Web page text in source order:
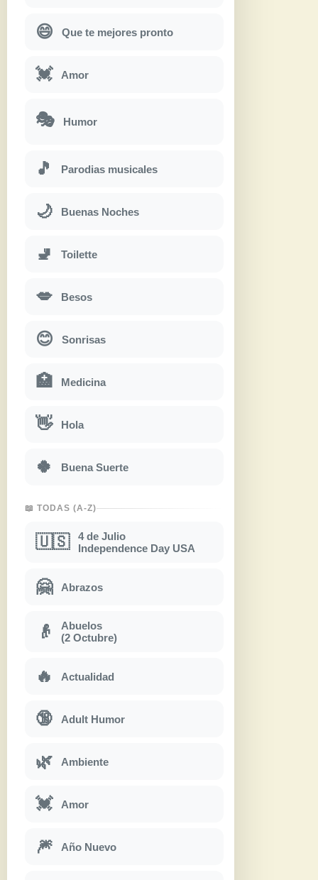
😄 Que te mejores pronto
💓 Amor
🎭 Humor
🎵 Parodias musicales
🌙 Buenas Noches
🚽 Toilette
💋 Besos
😊 Sonrisas
🏥 Medicina
👋 Hola
🍀 Buena Suerte
📖 TODAS (A-Z)
🇺🇸
4 de Julio
Independence Day USA
🤗 Abrazos
👴
Abuelos
(2 Octubre)
🔥 Actualidad
🔞 Adult Humor
🌿 Ambiente
💓 Amor
🎆 Año Nuevo